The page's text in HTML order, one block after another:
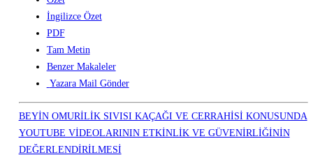
İngilizce Özet
PDF
Tam Metin
Benzer Makaleler
Yazara Mail Gönder
BEYİN OMURİLİK SIVISI KAÇAĞI VE CERRAHİSİ KONUSUNDA
YOUTUBE VİDEOLARININ ETKİNLİK VE GÜVENİRLİĞİNİN
DEĞERLENDİRİLMESİ